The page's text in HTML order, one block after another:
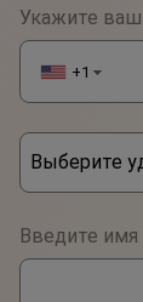
Укажите
+1 ▼
Выберите
WhatsApp
Введите имя